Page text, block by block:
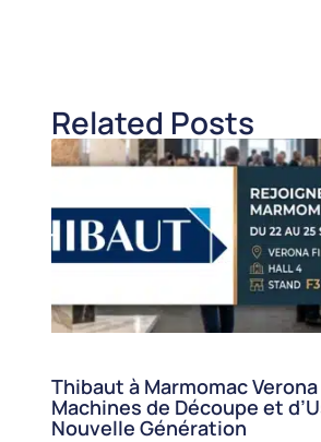
Related Posts
Thibaut à Marmomac
Machines de Découpe et
Nouvelle Génération